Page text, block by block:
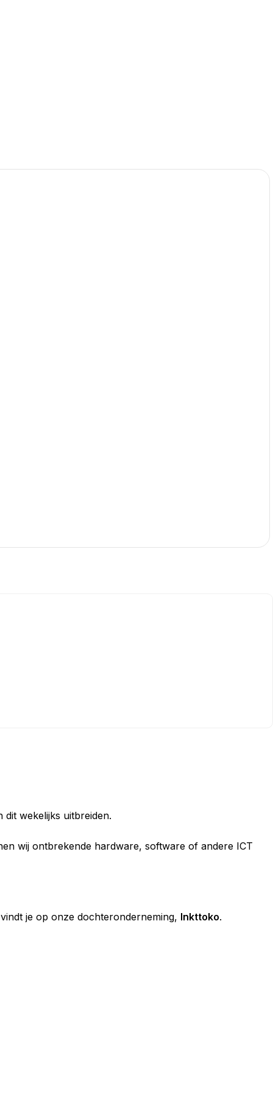
wekelijks uitbreiden.
wij ontbrekende hardware, software of andere ICT
je op onze dochteronderneming, Inkttoko.